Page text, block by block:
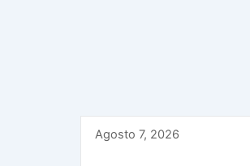
Agosto 7, 2026